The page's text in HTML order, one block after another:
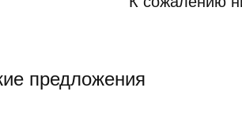
предложения